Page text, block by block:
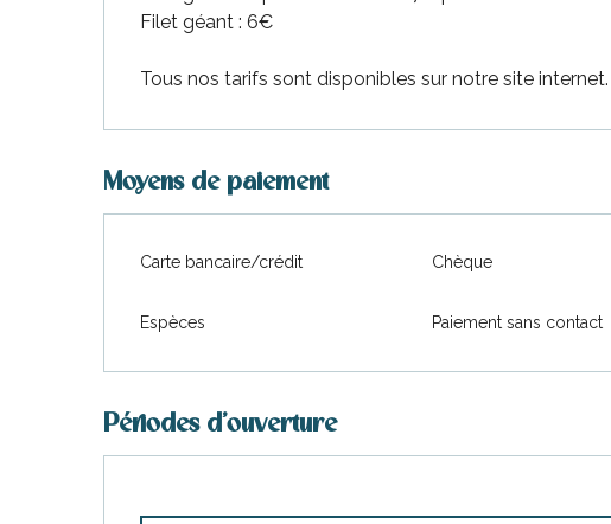
Filet géant : 6€
Tous nos tarifs sont disponibles sur notre site internet.
Moyens de paiement
Carte bancaire/crédit Chèque
Espèces Paiement sans contact
Périodes d'ouverture